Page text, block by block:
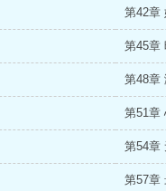
第42章
第45章
第48章
第51章
第54章
第57章